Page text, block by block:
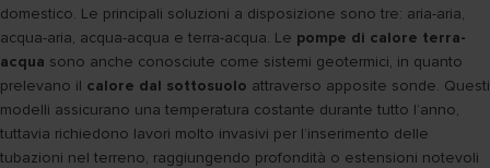
domestico. Le principali soluzioni a disposizione sono tre: aria-aria,
acqua-aria, acqua-acqua e terra-acqua. Le pompe di calore terra-
acqua sono anche conosciute come sistemi geotermici, in quanto
prelevano il calore dal sottosuolo attraverso apposite sonde. Questi
modelli assicurano una temperatura costante durante tutto l’anno,
tuttavia richiedono lavori molto invasivi per l’inserimento delle
tubazioni nel terreno, raggiungendo profondità o estensioni notevoli